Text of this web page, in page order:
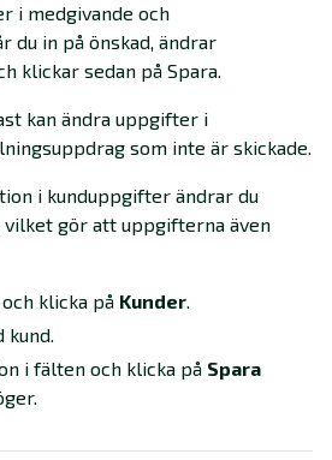
i medgivande och
du in på önskad, ändrar
klickar sedan på Spara.
kan ändra uppgifter i
som inte är skickade.
i kunduppgifter ändrar du
gör att uppgifterna även
och klicka på Kunder.
kund.
i fälten och klicka på Spara